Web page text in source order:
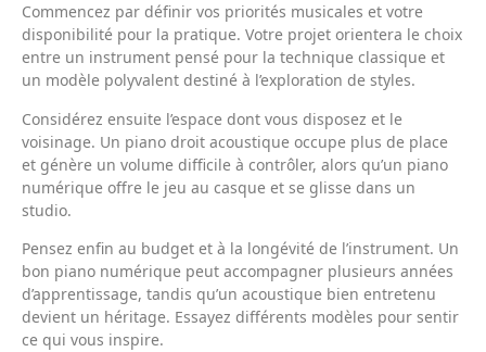
Commencez par définir vos priorités musicales et votre
disponibilité pour la pratique. Votre projet orientera le choix
entre un instrument pensé pour la technique classique et
un modèle polyvalent destiné à l’exploration de styles.
Considérez ensuite l’espace dont vous disposez et le
voisinage. Un piano droit acoustique occupe plus de place
et génère un volume difficile à contrôler, alors qu’un piano
numérique offre le jeu au casque et se glisse dans un
studio.
Pensez enfin au budget et à la longévité de l’instrument. Un
bon piano numérique peut accompagner plusieurs années
d’apprentissage, tandis qu’un acoustique bien entretenu
devient un héritage. Essayez différents modèles pour sentir
ce qui vous inspire.